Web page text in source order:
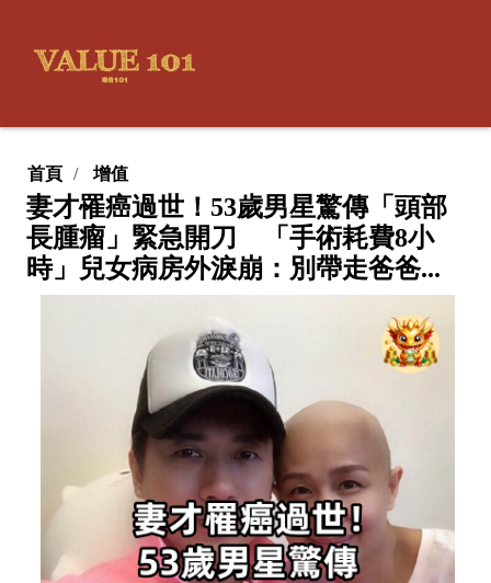
首頁 增值
妻才罹癌過世！53歲男星驚傳「頭部
長腫瘤」緊急開刀 「手術耗費8小
時」兒女病房外淚崩：別帶走爸爸...